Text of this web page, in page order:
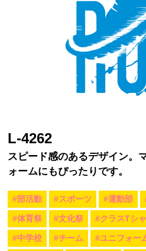
L-4262
スピード感のあるデザイン。
ォームにもぴったりです。
#部活動 #スポーツ #運動部
#体育祭 #文化祭 #クラスTシ
#中学校 #チーム #ユニフォー